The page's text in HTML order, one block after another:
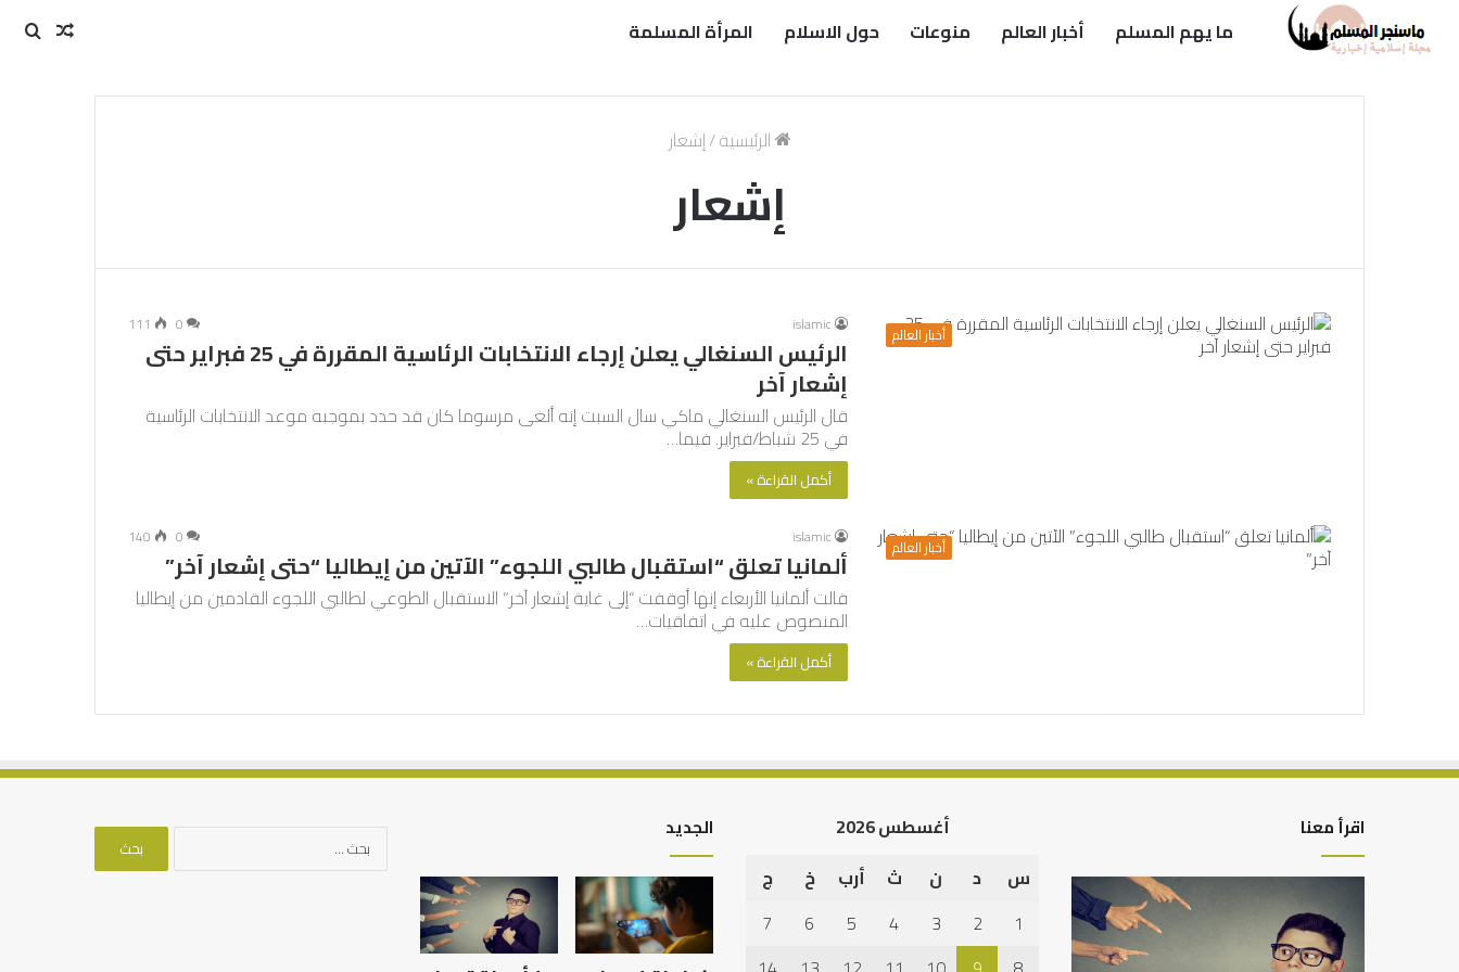
ما يهم المسلم أخبار العالم منوعات حول الاسلام المرأة المسلمة
مقال
الرئيسية/إشعار
إشعار
أخبار العالم islamic
0
111
الرئيس السنغالي يعلن إرجاء الانتخابات الرئاسية المقررة في 25 فبراير حتى
إشعار آخر
قال الرئيس السنغالي ماكي سال السبت إنه ألغى مرسوما كان قد حدد بموجبه موعد الانتخابات الرئاسية
في 25 شباط/فبراير. فيما…
أكمل القراءة »
أخبار العالم islamic
0
140
ألمانيا تعلق “استقبال طالبي اللجوء” الآتين من إيطاليا “حتى إشعار آخر”
قالت ألمانيا الأربعاء إنها أوقفت “إلى غاية إشعار آخر” الاستقبال الطوعي لطالبي اللجوء القادمين من إيطاليا
المنصوص عليه في اتفاقيات…
أكمل القراءة »
اقرأ معنا
من
أدبيات
تحمل
المسؤلية
التوازن
بين
عمل
الدنيا
كيف
تشكل
العبادات
شخصية
أهم
أسباب
عدم
استجابة
أغسطس 2026
س
د ن ث أرب خ
ج
1
2
3
4
5
6
7
الجديد البحث